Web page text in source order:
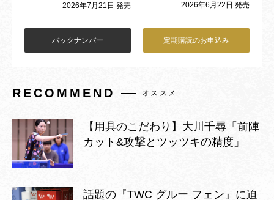
2026年7月21日 発売 2026年6月22日 発売
バックナンバー 定期購読のお申込み
RECOMMEND オススメ
【用具のこだわり】大川千尋「前陣
カット&攻撃とツッツキの精度」
話題の『TWC グルー フェン』に迫